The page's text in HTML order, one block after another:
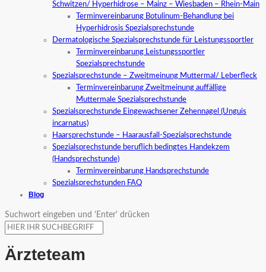
Schwitzen/ Hyperhidrose – Mainz – Wiesbaden – Rhein-Main
Terminvereinbarung Botulinum-Behandlung bei
Hyperhidrosis Spezialsprechstunde
Dermatologische Spezialsprechstunde für Leistungssportler
Terminvereinbarung Leistungssportler
Spezialsprechstunde
Spezialsprechstunde – Zweitmeinung Muttermal/ Leberfleck
Terminvereinbarung Zweitmeinung auffällige
Muttermale Spezialsprechstunde
Spezialsprechstunde Eingewachsener Zehennagel (Unguis
incarnatus)
Haarsprechstunde – Haarausfall-Spezialsprechstunde
Spezialsprechstunde beruflich bedingtes Handekzem
(Handsprechstunde)
Terminvereinbarung Handsprechstunde
Spezialsprechstunden FAQ
Blog
Suchwort eingeben und 'Enter' drücken
Ärzteteam